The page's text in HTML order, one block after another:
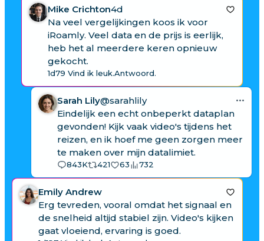
Mike Crichton4d
Na veel vergelijkingen koos ik voor
iRoamly. Veel data en de prijs is eerlijk,
heb het al meerdere keren opnieuw
gekocht.
1d79 Vind ik leuk.Antwoord.
Sarah Lily@sarahlily
Eindelijk een echt onbeperkt dataplan
gevonden! Kijk vaak video's tijdens het
reizen, en ik hoef me geen zorgen meer
te maken over mijn datalimiet.
843K 421 63 732
Emily Andrew
Erg tevreden, vooral omdat het signaal en
de snelheid altijd stabiel zijn. Video's kijken
gaat vloeiend, ervaring is goed.